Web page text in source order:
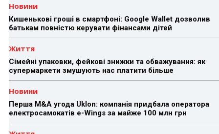
Новини
Кишенькові гроші в смартфоні: Google Wallet дозволив
батькам повністю керувати фінансами дітей
Життя
Сімейні упаковки, фейкові знижки та обважування: як
супермаркети змушують нас платити більше
Новини
Перша M&A угода Uklon: компанія придбала оператора
електросамокатів e-Wings за майже 100 млн грн